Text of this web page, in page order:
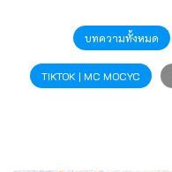
บทความทั้งหมด
TIKTOK | MC MOCYC